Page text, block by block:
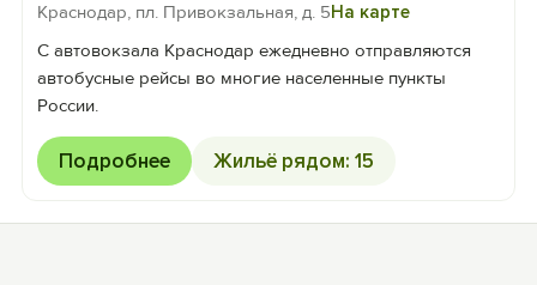
Краснодар, пл. Привокзальная, д. 5На карте
С автовокзала Краснодар ежедневно отправляются
автобусные рейсы во многие населенные пункты
России.
Подробнее Жильё рядом: 15